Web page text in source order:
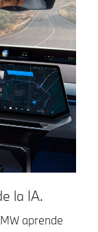
la IA.
aprende